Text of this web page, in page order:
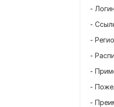
-
-
-
-
-
-
-